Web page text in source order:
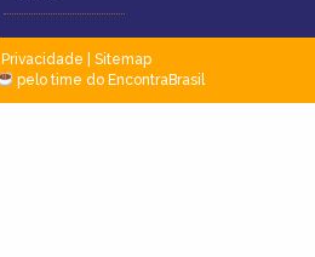
Privacidade
Sitemap
pelo time do EncontraBrasil